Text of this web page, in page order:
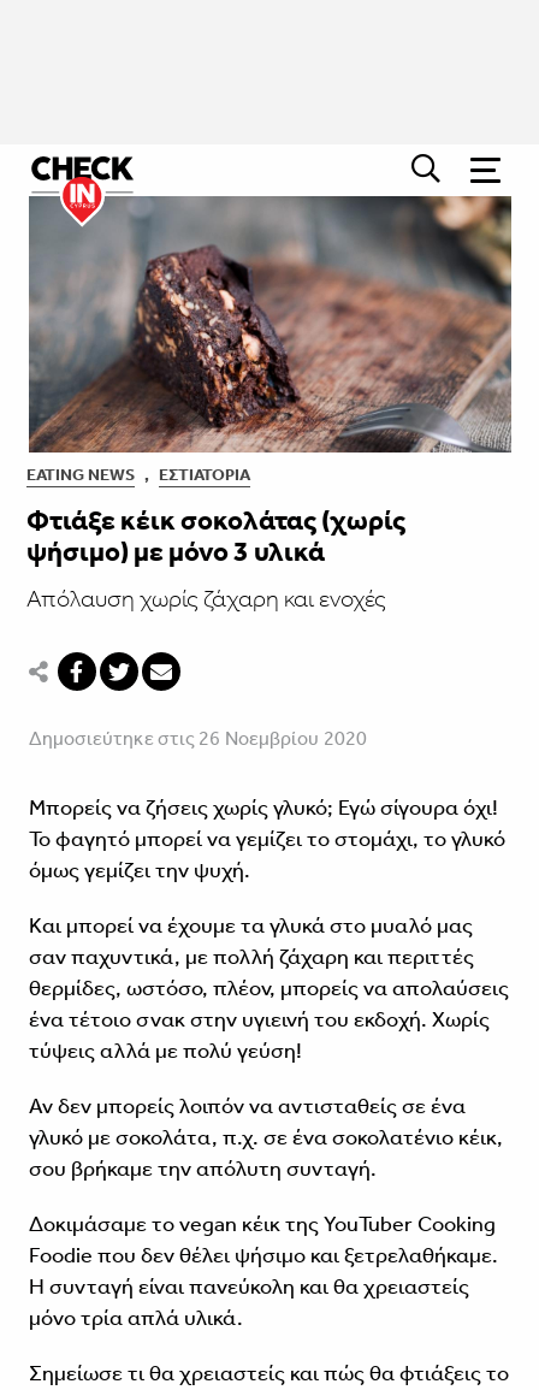
EATING NEWS , ΕΣΤΙΑΤΌΡΙΑ
Φτιάξε κέικ σοκολάτας (χωρίς
ψήσιμο) με μόνο 3 υλικά
Απόλαυση χωρίς ζάχαρη και ενοχές
Δημοσιεύτηκε στις 26 Νοεμβρίου 2020
Μπορείς να ζήσεις χωρίς γλυκό; Εγώ σίγουρα όχι!
Το φαγητό μπορεί να γεμίζει το στομάχι, το γλυκό
όμως γεμίζει την ψυχή.
Και μπορεί να έχουμε τα γλυκά στο μυαλό μας
σαν παχυντικά, με πολλή ζάχαρη και περιττές
θερμίδες, ωστόσο, πλέον, μπορείς να απολαύσεις
ένα τέτοιο σνακ στην υγιεινή του εκδοχή. Χωρίς
τύψεις αλλά με πολύ γεύση!
Αν δεν μπορείς λοιπόν να αντισταθείς σε ένα
γλυκό με σοκολάτα, π.χ. σε ένα σοκολατένιο κέικ,
σου βρήκαμε την απόλυτη συνταγή.
Δοκιμάσαμε το vegan κέικ της YouTuber Cooking
Foodie που δεν θέλει ψήσιμο και ξετρελαθήκαμε.
Η συνταγή είναι πανεύκολη και θα χρειαστείς
μόνο τρία απλά υλικά.
Σημείωσε τι θα χρειαστείς και πώς θα φτιάξεις το